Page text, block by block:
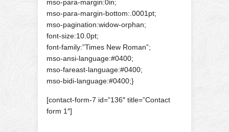
mso-para-margin:0in;
mso-para-margin-bottom:.0001pt;
mso-pagination:widow-orphan;
font-size:10.0pt;
font-family:”Times New Roman”;
mso-ansi-language:#0400;
mso-fareast-language:#0400;
mso-bidi-language:#0400;}
[contact-form-7 id=”136″ title=”Contact
form 1″]